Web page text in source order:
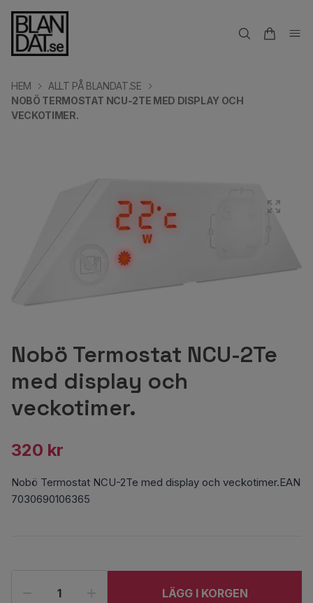
HEM
ALLT PÅ BLANDAT.SE
NOBÖ TERMOSTAT NCU-2TE MED DISPLAY OCH
VECKOTIMER.
Nobö Termostat NCU-2Te
med display och
veckotimer.
320 kr
Nobö Termostat NCU-2Te med display och veckotimer.EAN
7030690106365
LÄGG I KORGEN